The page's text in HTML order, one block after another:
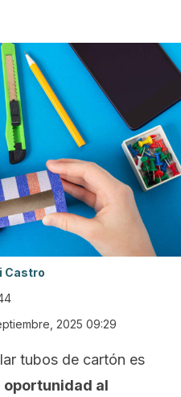
Castro
2025 09:29
tubos de cartón es
oportunidad al